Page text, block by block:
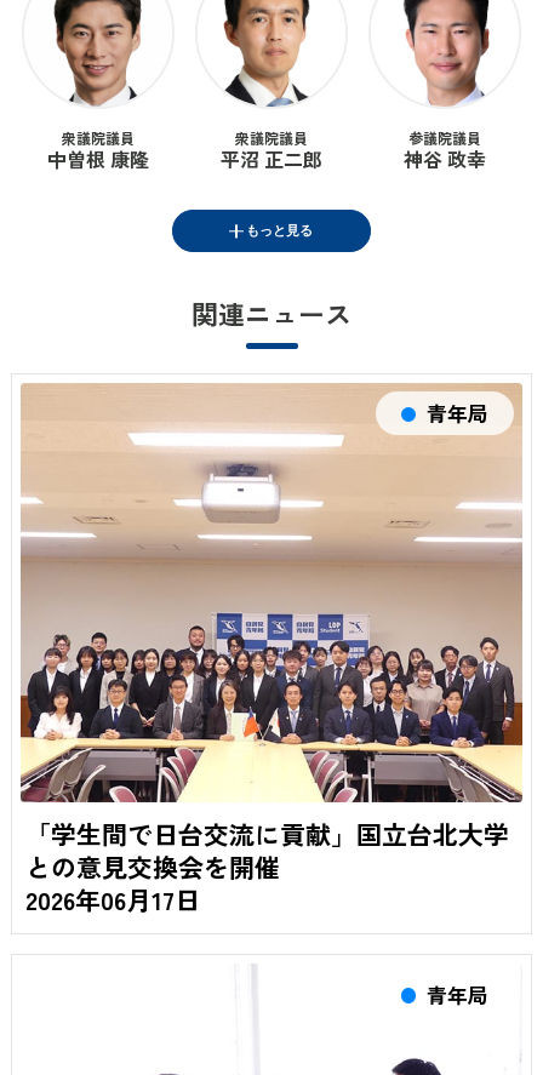
衆議院議員
中曽根 康隆
衆議院議員
平沼 正二郎
参議院議員
神谷 政幸
衆議院議員
福田 かおる
衆議院議員
根本 拓
もっと見る
関連ニュース
青年局
「学生間で日台交流に貢献」国立台北大学
との意見交換会を開催
2026年06月17日
青年局